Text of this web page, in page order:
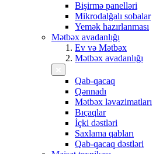
Bişirmə panelləri
Mikrodalğalı sobalar
Yemək hazırlanması
Mətbəx avadanlığı
Ev və Mətbəx
Mətbəx avadanlığı
Qab-qacaq
Qənnadı
Mətbəx ləvazimatları
Bıçaqlar
İçki dəstləri
Saxlama qabları
Qab-qacaq dəstləri